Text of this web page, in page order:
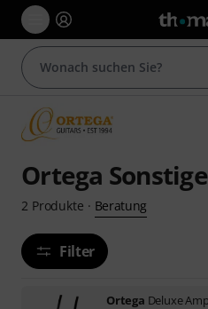
Ortega
2 Produkte · Beratung
Filter
Ortega Deluxe